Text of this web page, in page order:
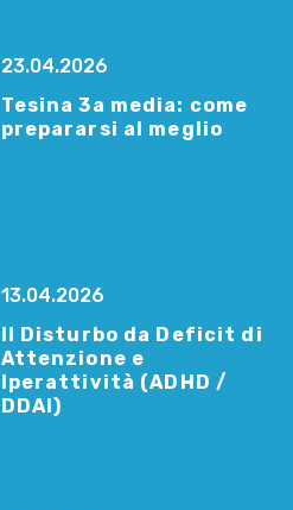
23.04.2026
Tesina 3a media: come
prepararsi al meglio
13.04.2026
Il Disturbo da Deficit di
Attenzione e
Iperattività (ADHD /
DDAI)